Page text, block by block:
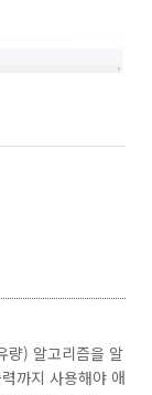
량) 알고리즘을 알
까지 사용해야 애